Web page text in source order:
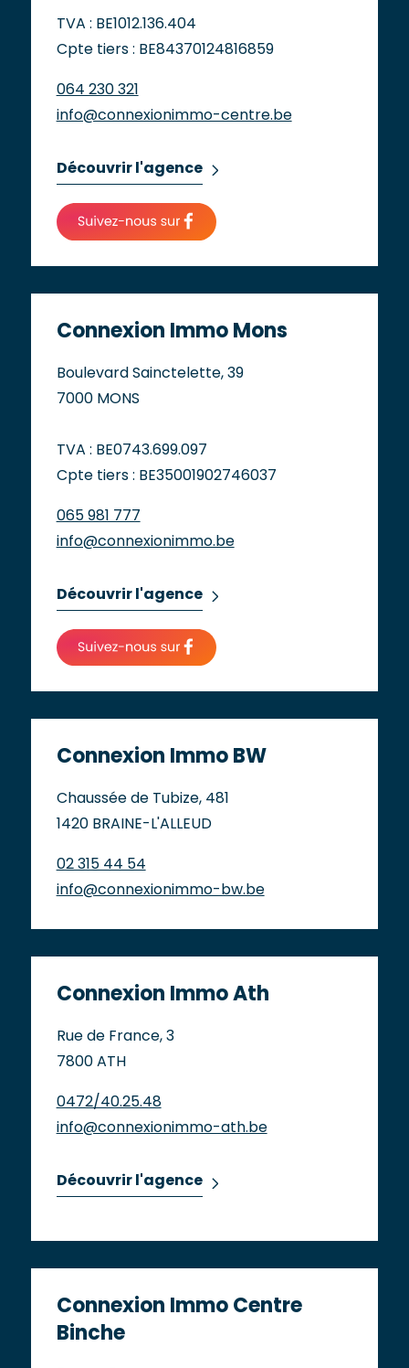
TVA : BE1012.136.404
Cpte tiers : BE84370124816859
064 230 321
info@connexionimmo-centre.be
Découvrir l'agence
Connexion Immo Mons
Boulevard Sainctelette, 39
7000 MONS
TVA : BE0743.699.097
Cpte tiers : BE35001902746037
065 981 777
info@connexionimmo.be
Découvrir l'agence
Connexion Immo BW
Chaussée de Tubize, 481
1420 BRAINE-L'ALLEUD
02 315 44 54
info@connexionimmo-bw.be
Connexion Immo Ath
Rue de France, 3
7800 ATH
0472/40.25.48
info@connexionimmo-ath.be
Découvrir l'agence
Connexion Immo Centre
Binche